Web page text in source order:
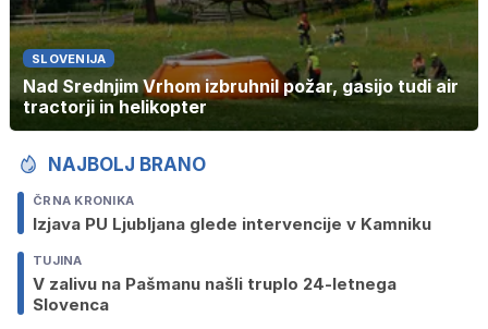
SLOVENIJA
Nad Srednjim Vrhom izbruhnil požar, gasijo tudi air
tractorji in helikopter
NAJBOLJ BRANO
ČRNA KRONIKA
Izjava PU Ljubljana glede intervencije v Kamniku
TUJINA
V zalivu na Pašmanu našli truplo 24-letnega
Slovenca